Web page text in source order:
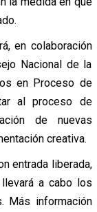
en colaboración
Nacional de la
en Proceso de
al proceso de
de nuevas
creativa.
entrada liberada,
a cabo los
Más información